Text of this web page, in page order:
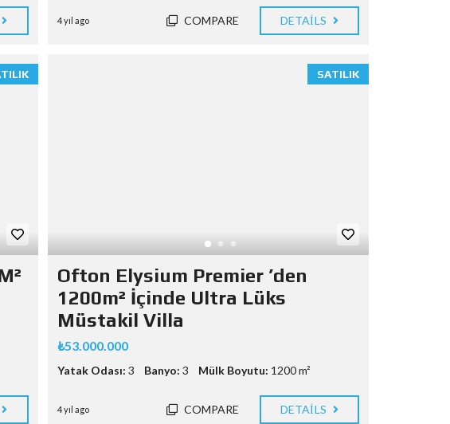
4 yıl ago COMPARE DETAILS
SATILIK
Ofton Elysium Premier ’den
1200m² İçinde Ultra Lüks
Müstakil Villa
₺53.000.000
Yatak Odası: 3 Banyo: 3 Mülk Boyutu: 1200 m²
4 yıl ago COMPARE DETAILS